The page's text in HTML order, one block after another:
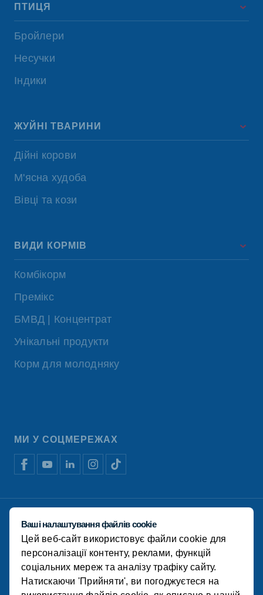
ПТИЦЯ
Бройлери
Несучки
Індики
ЖУЙНІ ТВАРИНИ
Дійні корови
М'ясна худоба
Вівці та кози
ВИДИ КОРМІВ
Комбікорм
Премікс
БМВД | Концентрат
Унікальні продукти
Корм для молодняку
МИ У СОЦМЕРЕЖАХ
Відмова від відповідальності
Політика конфіденційності
Політика використання файлів cookie
Фінансова звітність
© Koudijs 2022
Ваші налаштування файлів cookie
Цей веб-сайт використовує файли cookie для
персоналізації контенту, реклами, функцій
соціальних мереж та аналізу трафіку сайту.
Натискаючи 'Прийняти', ви погоджуєтеся на